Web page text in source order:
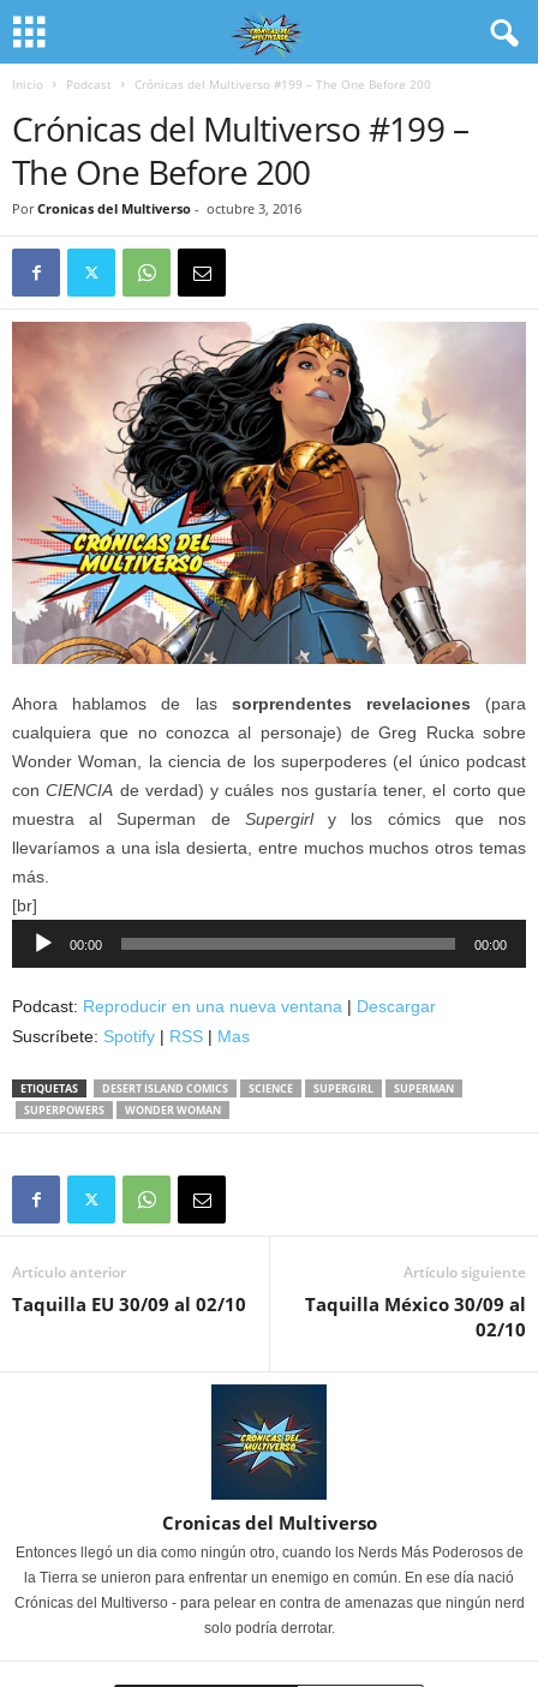
Inicio Podcast Crónicas del Multiverso #199 – The One Before 200
Crónicas del Multiverso #199 –
The One Before 200
Por Cronicas del Multiverso - octubre 3, 2016
Ahora hablamos de las sorprendentes revelaciones (para
cualquiera que no conozca al personaje) de Greg Rucka sobre
Wonder Woman, la ciencia de los superpoderes (el único podcast
conCIENCIA de verdad) y cuáles nos gustaría tener, el corto que
muestra al Superman de Supergirly los cómics que nos
llevaríamos a una isla desierta, entre muchos muchos otros temas
más.
[br]
Reproductor
00:00 00:00
Podcast: Reproducir en una nueva ventana | Descargar
Suscríbete: Spotify | RSS | Mas
ETIQUETAS DESERT ISLAND COMICS SCIENCE SUPERGIRL
SUPERMAN
SUPERPOWERS
WONDER WOMAN
Artículo anterior
Taquilla EU 30/09 al 02/10
Artículo siguiente
Taquilla México 30/09 al
02/10
Cronicas del Multiverso
Entonces llegó un dia como ningún otro, cuando los Nerds Más Poderosos de
la Tierra se unieron para enfrentar un enemigo en común. En ese día nació
Crónicas del Multiverso - para pelear en contra de amenazas que ningún nerd
solo podría derrotar.